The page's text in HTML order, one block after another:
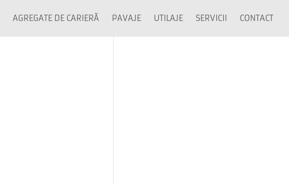
AGREGATE DE CARIERĂ PAVAJE UTILAJE SERVICII CONTACT